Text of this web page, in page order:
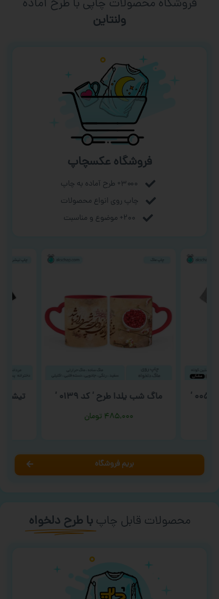
فروشگاه محصولات چاپی با طرح آماده
ورزشی
فروشگاه عکسچاپ
۳۰۰۰+ طرح آماده به چاپ
چاپ روی انواع محصولات
۲۰۰+ موضوع و مناسبت
ماگ شب یلدا طرح ‘ کد ۰۱۳۹ ‘
۴۸۵,۰۰۰ تومان
بریم فروشگاه
محصولات قابل چاپ با طرح دلخواه